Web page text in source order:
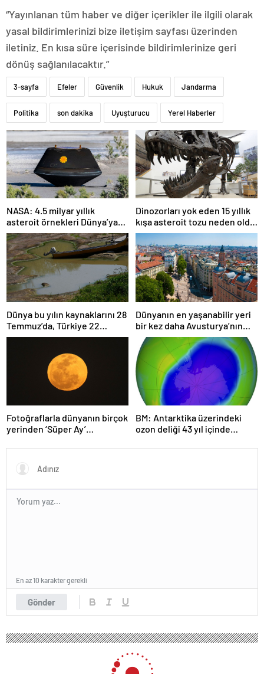
“Yayınlanan tüm haber ve diğer içerikler ile ilgili olarak
yasal bildirimlerinizi bize iletişim sayfası üzerinden
iletiniz. En kısa süre içerisinde bildirimlerinize geri
dönüş sağlanılacaktır.”
3-sayfa Efeler Güvenlik Hukuk Jandarma
Politika son dakika Uyuşturucu Yerel Haberler
NASA: 4.5 milyar yıllık
asteroit örnekleri Dünya’ya
getirildi; yaşamın
başlangıcına ışık tutabilir
Dinozorları yok eden 15 yıllık
kışa asteroit tozu neden oldu
| Araştırma
Dünya bu yılın kaynaklarını 28
Temmuz’da, Türkiye 22
Haziran’da tüketti
Dünyanın en yaşanabilir yeri
bir kez daha Avusturya’nın
başkenti Viyana oldu
Fotoğraflarla dünyanın birçok
yerinden ‘Süper Ay’
BM: Antarktika üzerindeki
ozon deliği 43 yıl içinde
Gönder
En az 10 karakter gerekli